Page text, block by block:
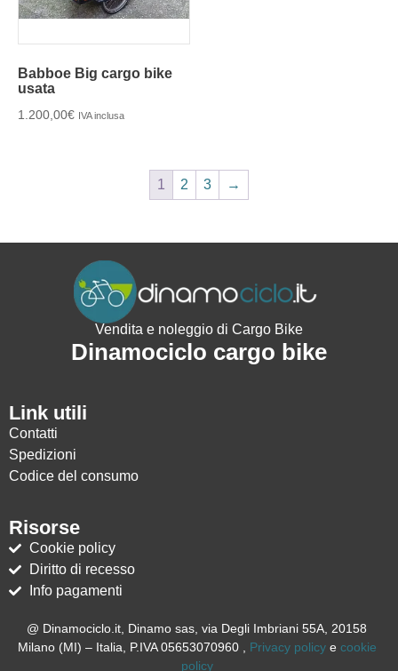
Babboe Big cargo bike
usata
1.200,00€ IVA inclusa
1 2 3 →
Vendita e noleggio di Cargo Bike
Dinamociclo cargo bike
Link utili
Contatti
Spedizioni
Codice del consumo
Risorse
Cookie policy
Diritto di recesso
Info pagamenti
@ Dinamociclo.it, Dinamo sas, via Degli Imbriani 55A, 20158
Milano (MI) – Italia, P.IVA 05653070960 , Privacy policye cookie
policy